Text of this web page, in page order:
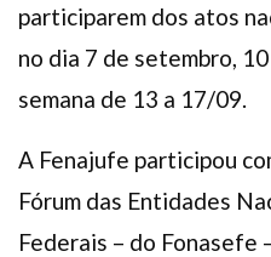
participarem dos atos
no dia 7 de setembro,
semana de 13 a 17/09.
A Fenajufe participou
Fórum das Entidades
Federais – do Fonasefe